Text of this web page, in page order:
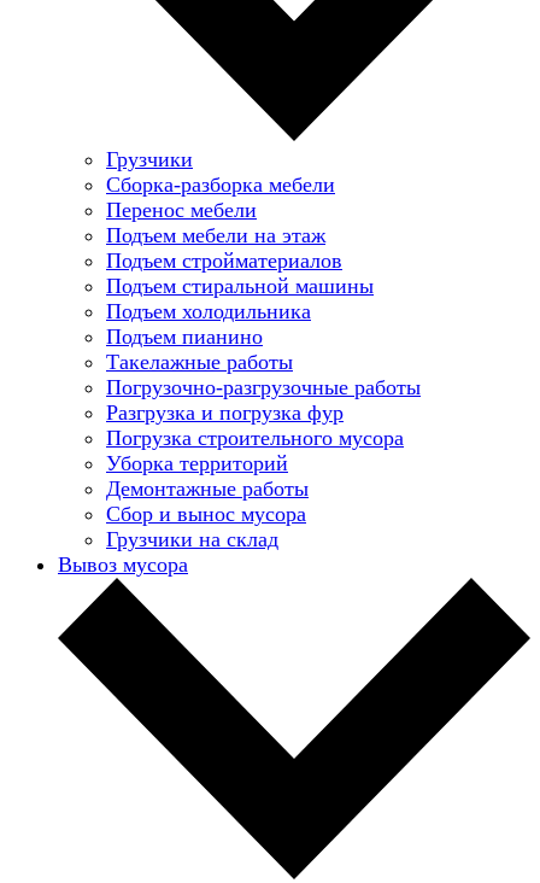
Грузчики
Сборка-разборка мебели
Перенос мебели
Подъем мебели на этаж
Подъем стройматериалов
Подъем стиральной машины
Подъем холодильника
Подъем пианино
Такелажные работы
Погрузочно-разгрузочные работы
Разгрузка и погрузка фур
Погрузка строительного мусора
Уборка территорий
Демонтажные работы
Сбор и вынос мусора
Грузчики на склад
Вывоз мусора